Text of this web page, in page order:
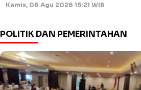
Kamis, 06 Agu 2026 15:21 WIB
POLITIK DAN PEMERINTAHAN